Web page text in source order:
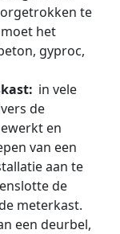
te
het
gyproc,
in vele
de
en
van een
aan te
de
meterkast.
een deurbel,